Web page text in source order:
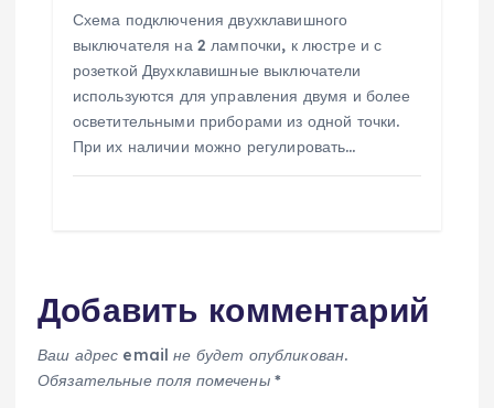
Схема подключения двухклавишного
выключателя на 2 лампочки, к люстре и с
розеткой Двухклавишные выключатели
используются для управления двумя и более
осветительными приборами из одной точки.
При их наличии можно регулировать…
Добавить комментарий
Ваш адрес email не будет опубликован.
Обязательные поля помечены *